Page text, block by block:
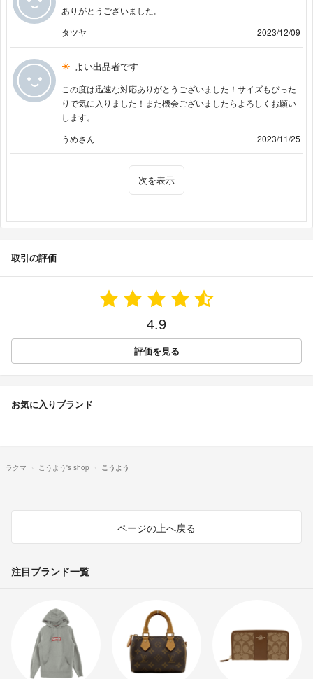
ありがとうございました。
タツヤ
2023/12/09
よい出品者です
この度は迅速な対応ありがとうございました！サイズもぴった
りで気に入りました！また機会ございましたらよろしくお願い
します。
うめさん
2023/11/25
次を表示
取引の評価
4.9
評価を見る
お気に入りブランド
ラクマ こうよう's shop こうよう
ページの上へ戻る
注目ブランド一覧